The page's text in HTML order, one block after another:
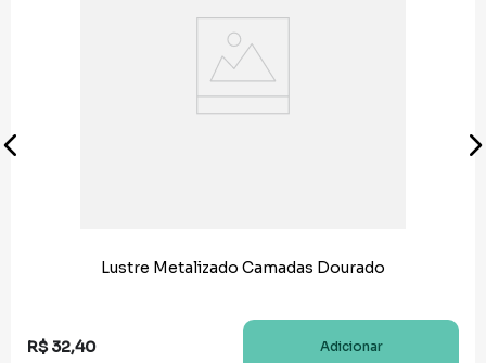
Lustre Metalizado Camadas Dourado
R$ 32,40 Adicionar